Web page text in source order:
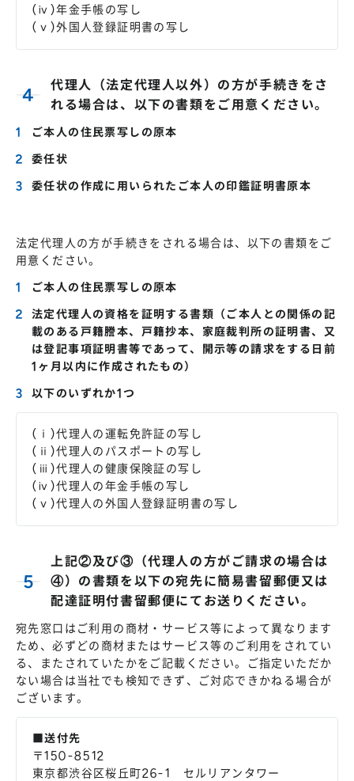
(ⅳ)年金手帳の写し
(ⅴ)外国人登録証明書の写し
代理人（法定代理人以外）の方が手続きをさ
れる場合は、以下の書類をご用意ください。
ご本人の住民票写しの原本
委任状
委任状の作成に用いられたご本人の印鑑証明書原本
法定代理人の方が手続きをされる場合は、以下の書類をご
用意ください。
ご本人の住民票写しの原本
法定代理人の資格を証明する書類（ご本人との関係の記
載のある戸籍謄本、戸籍抄本、家庭裁判所の証明書、又
は登記事項証明書等であって、開示等の請求をする日前
1ヶ月以内に作成されたもの）
以下のいずれか1つ
(ⅰ)代理人の運転免許証の写し
(ⅱ)代理人のパスポートの写し
(ⅲ)代理人の健康保険証の写し
(ⅳ)代理人の年金手帳の写し
(ⅴ)代理人の外国人登録証明書の写し
上記②及び③（代理人の方がご請求の場合は
④）の書類を以下の宛先に簡易書留郵便又は
配達証明付書留郵便にてお送りください。
宛先窓口はご利用の商材・サービス等によって異なります
ため、必ずどの商材またはサービス等のご利用をされてい
る、またされていたかをご記載ください。ご指定いただか
ない場合は当社でも検知できず、ご対応できかねる場合が
ございます。
■送付先
〒150-8512
東京都渋谷区桜丘町26-1 セルリアンタワー